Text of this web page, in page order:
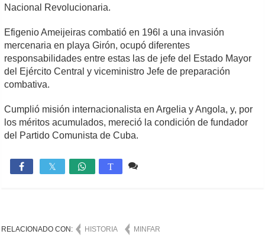
Nacional Revolucionaria.
Efigenio Ameijeiras combatió en 196l a una invasión
mercenaria en playa Girón, ocupó diferentes
responsabilidades entre estas las de jefe del Estado Mayor
del Ejército Central y viceministro Jefe de preparación
combativa.
Cumplió misión internacionalista en Argelia y Angola, y, por
los méritos acumulados, mereció la condición de fundador
del Partido Comunista de Cuba.
 T
RELACIONADO CON: HISTORIA MINFAR